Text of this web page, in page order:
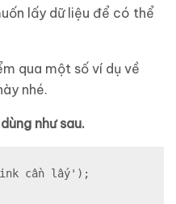
lấy dữ liệu để có thể
qua một số ví dụ về
nhé.
như sau.
cần lấy');